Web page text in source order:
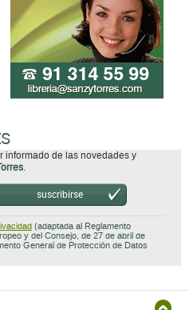
informado de las novedades y
.
suscribirse
(adaptada al Reglamento
y del Consejo, de 27 de abril de
General de Protección de Datos